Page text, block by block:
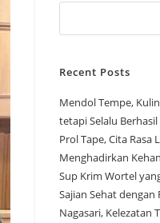
Recent Posts
Mendol Tempe,
tetapi Selalu
Prol Tape, Cita Rasa
Menghadirkan
Sup Krim Wortel
Sajian Sehat dengan
Nagasari, Kelezatan